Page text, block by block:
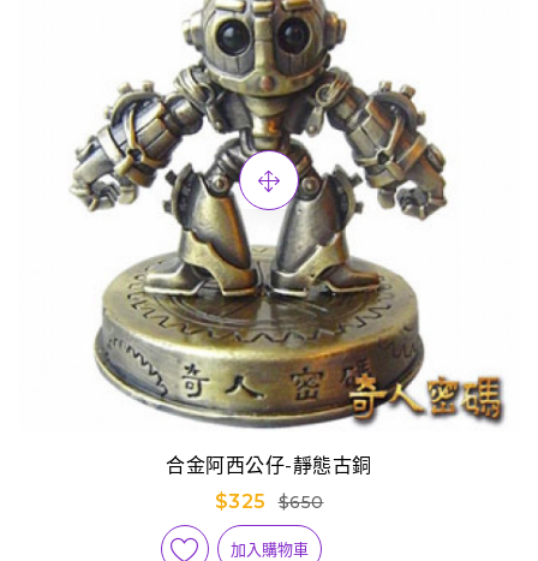
合金阿西公仔-靜態古銅
$325
$650
加入購物車